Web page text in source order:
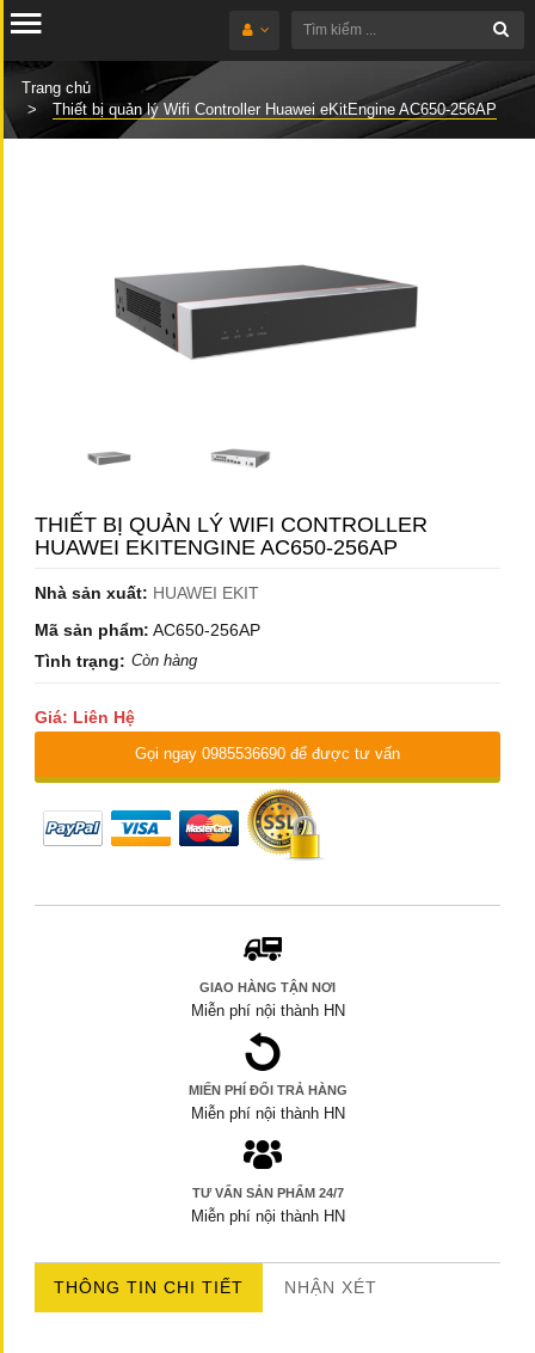
Trang chủ
Thiết bị quản lý Wifi Controller Huawei eKitEngine AC650-256AP
THIẾT BỊ QUẢN LÝ WIFI CONTROLLER
HUAWEI EKITENGINE AC650-256AP
Nhà sản xuất: HUAWEI EKIT
Mã sản phẩm: AC650-256AP
Tình trạng: Còn hàng
Giá: Liên Hệ
Gọi ngay 0985536690 để được tư vấn
GIAO HÀNG TẬN NƠI
Miễn phí nội thành HN
MIẾN PHÍ ĐỔI TRẢ HÀNG
Miễn phí nội thành HN
TƯ VẤN SẢN PHẨM 24/7
Miễn phí nội thành HN
THÔNG TIN CHI TIẾT NHẬN XÉT